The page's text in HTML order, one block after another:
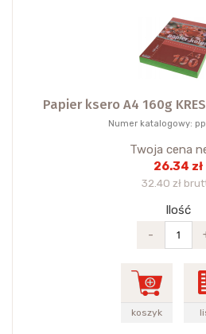
Papier ksero A4 160g
Numer katalogowy:
Twoja cena
26.34 zł
32.40 zł
Ilość
-
koszyk